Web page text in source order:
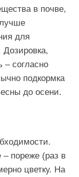
в почве,
для
Дозировка,
– согласно
подкормка
до осени.
пореже (раз в
цветку. На